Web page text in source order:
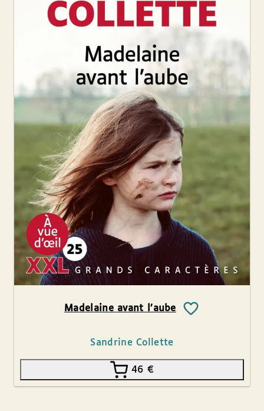
Madelaine avant l’aube
Sandrine Collette
46 €